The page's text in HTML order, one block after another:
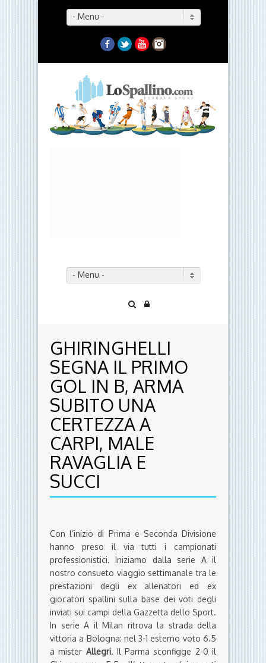
- Menu -
Facebook
TwitterYouTubeInstagram
- Menu -
GHIRINGHELLI
SEGNA IL PRIMO
GOL IN B, ARMA
SUBITO UNA
CERTEZZA A
CARPI, MALE
RAVAGLIA E
SUCCI
Con l’inizio di Prima e Seconda Divisione
hanno preso il via tutti i campionati
professionistici. Iniziamo dalla serie A il
nostro consueto viaggio settimanale tra le
prestazioni degli ex allenatori ed ex
giocatori spallini sulla base dei voti degli
inviati sui campi della Gazzetta dello Sport.
In serie A il Milan ritrova la strada della
vittoria a Bologna: nel 3-1 esterno voto 6.5
a mister Allegri. Il Parma sconfigge 2-0 il